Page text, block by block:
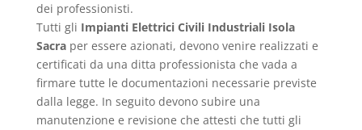
dei professionisti.
Tutti gli Impianti Elettrici Civili Industriali Isola
Sacraper essere azionati, devono venire realizzati e
certificati da una ditta professionista che vada a
firmare tutte le documentazioni necessarie previste
dalla legge. In seguito devono subire una
manutenzione e revisione che attesti che tutti gli